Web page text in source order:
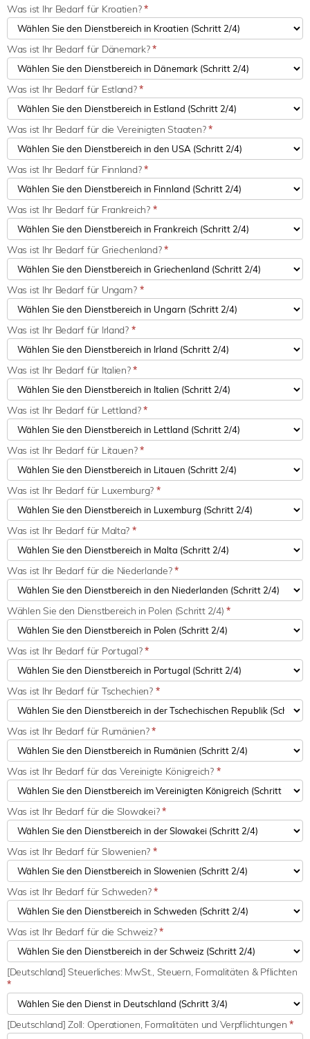
Was ist Ihr Bedarf für Kroatien?*
Was ist Ihr Bedarf für Dänemark?*
Was ist Ihr Bedarf für Estland?*
Was ist Ihr Bedarf für die Vereinigten Staaten?*
Was ist Ihr Bedarf für Finnland?*
Was ist Ihr Bedarf für Frankreich? *
Was ist Ihr Bedarf für Griechenland?*
Was ist Ihr Bedarf für Ungarn? *
Was ist Ihr Bedarf für Irland? *
Was ist Ihr Bedarf für Italien?*
Was ist Ihr Bedarf für Lettland?*
Was ist Ihr Bedarf für Litauen?*
Was ist Ihr Bedarf für Luxemburg? *
Was ist Ihr Bedarf für Malta? *
Was ist Ihr Bedarf für die Niederlande?*
Wählen Sie den Dienstbereich in Polen (Schritt 2/4) *
Was ist Ihr Bedarf für Portugal?*
Was ist Ihr Bedarf für Tschechien? *
Was ist Ihr Bedarf für Rumänien?*
Was ist Ihr Bedarf für das Vereinigte Königreich? *
Was ist Ihr Bedarf für die Slowakei?*
Was ist Ihr Bedarf für Slowenien? *
Was ist Ihr Bedarf für Schweden?*
Was ist Ihr Bedarf für die Schweiz?*
[Deutschland] Steuerliches: MwSt., Steuern, Formalitäten & Pflichten
*
[Deutschland] Zoll: Operationen, Formalitäten und Verpflichtungen*